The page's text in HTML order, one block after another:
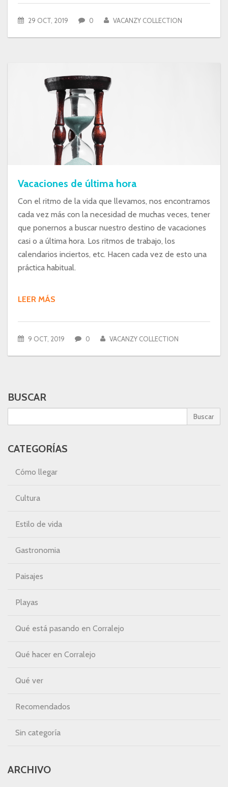
29 OCT, 2019 0 VACANZY COLLECTION
Vacaciones de última hora
Con el ritmo de la vida que llevamos, nos encontramos
cada vez más con la necesidad de muchas veces, tener
que ponernos a buscar nuestro destino de vacaciones
casi o a última hora. Los ritmos de trabajo, los
calendarios inciertos, etc. Hacen cada vez de esto una
práctica habitual.
LEER MÁS
9 OCT, 2019 0 VACANZY COLLECTION
BUSCAR
Buscar
CATEGORÍAS
Cómo llegar
Cultura
Estilo de vida
Gastronomia
Paisajes
Playas
Qué está pasando en Corralejo
Qué hacer en Corralejo
Qué ver
Recomendados
Sin categoría
ARCHIVO